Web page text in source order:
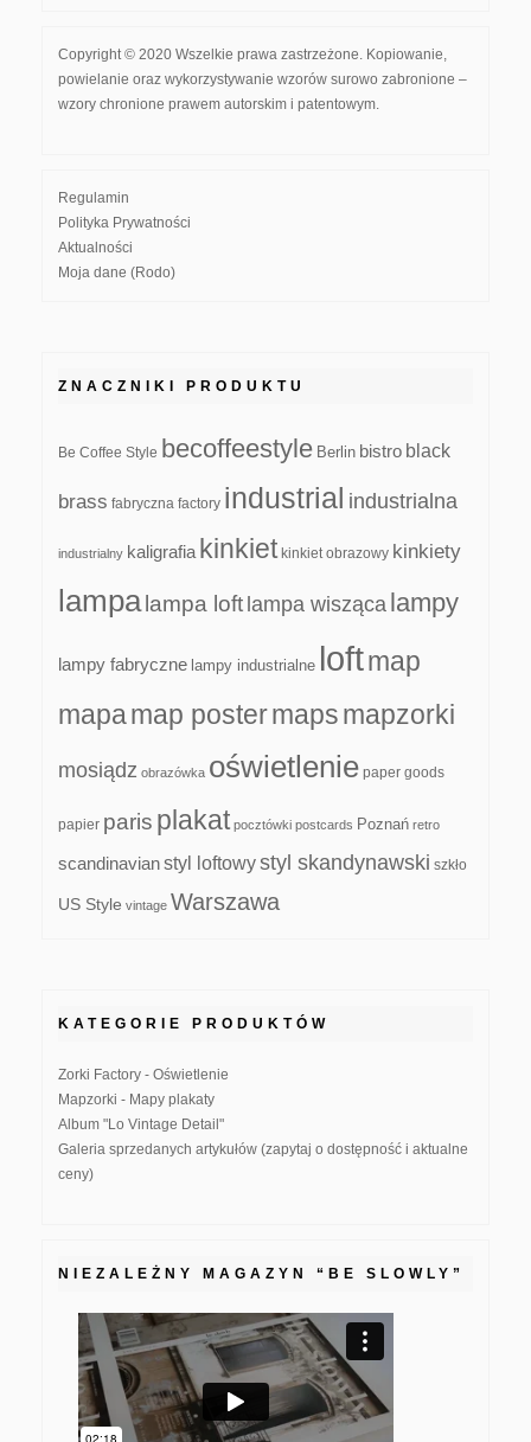
Copyright © 2020 Wszelkie prawa zastrzeżone. Kopiowanie,
powielanie oraz wykorzystywanie wzorów surowo zabronione –
wzory chronione prawem autorskim i patentowym.
Regulamin
Polityka Prywatności
Aktualności
Moja dane (Rodo)
ZNACZNIKI PRODUKTU
Be Coffee Style becoffeestyle Berlin bistro black
brass fabryczna factory industrial industrialna
industrialny kaligrafia kinkiet kinkiet obrazowy kinkiety
lampa lampa loft lampa wisząca lampy
lampy fabryczne lampy industrialne loftmap
mapamap postermapsmapzorki
mosiądz obrazówka oświetlenie paper goods
papier paris plakat pocztówki postcards Poznań retro
scandinavianstyl loftowystyl skandynawski szkło
US Style vintage Warszawa
KATEGORIE PRODUKTÓW
Zorki Factory - Oświetlenie
Mapzorki - Mapy plakaty
Album "Lo Vintage Detail"
Galeria sprzedanych artykułów (zapytaj o dostępność i aktualne
ceny)
NIEZALEŻNY MAGAZYN “BE SLOWLY”